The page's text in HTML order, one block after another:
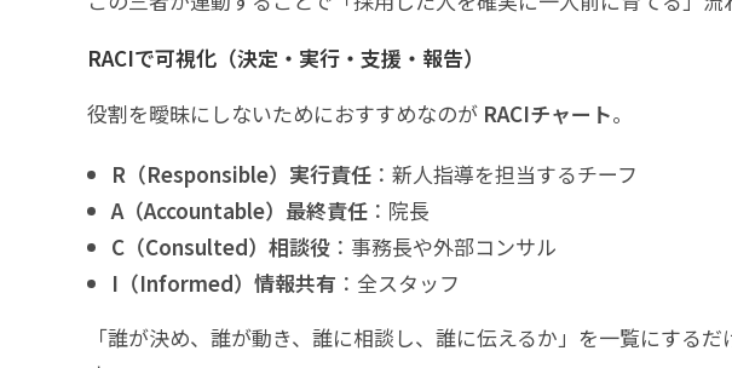
RACIで可視化（決定・実行・支援・報告）
役割を曖昧にしないためにおすすめなのが RACIチャート。
R（Responsible）実行責任 ：新人指導を担当するチーフ
A（Accountable）最終責任 ：院長
C（Consulted）相談役 ：事務長や外部コンサル
I（Informed）情報共有 ：全スタッフ
「誰が決め、誰が動き、誰に相談し、誰に伝えるか」を一覧にする